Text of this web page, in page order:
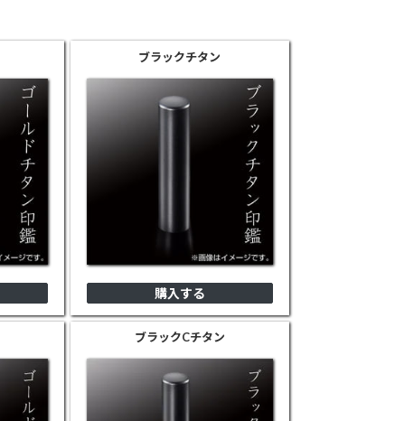
ブラックチタン
購入する
ブラックCチタン